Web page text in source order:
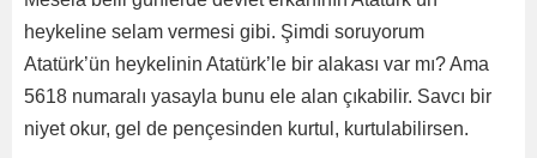
heykeline selam vermesi gibi. Şimdi soruyorum
Atatürk’ün heykelinin Atatürk’le bir alakası var mı? Ama
5618 numaralı yasayla bunu ele alan çıkabilir. Savcı bir
niyet okur, gel de pençesinden kurtul, kurtulabilirsen.